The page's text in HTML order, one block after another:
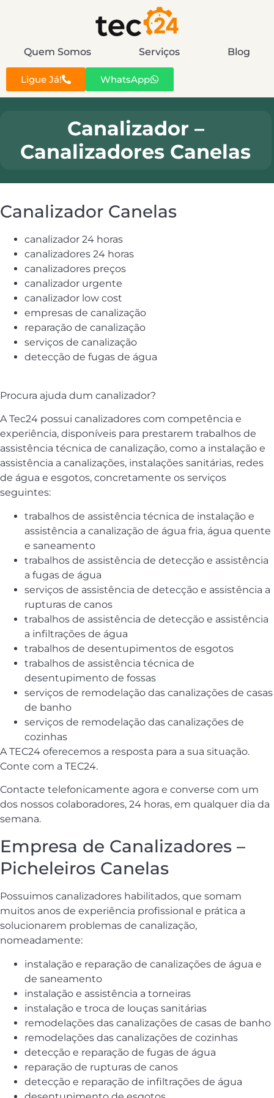
Quem Somos Serviços Blog
Ligue Já! WhatsApp
Canalizador –
Canalizadores Canelas
Canalizador Canelas
canalizador 24 horas
canalizadores 24 horas
canalizadores preços
canalizador urgente
canalizador low cost
empresas de canalização
reparação de canalização
serviços de canalização
detecção de fugas de água
Procura ajuda dum canalizador?
A Tec24 possui canalizadores com competência e
experiência, disponíveis para prestarem trabalhos de
assistência técnica de canalização, como a instalação e
assistência a canalizações, instalações sanitárias, redes
de água e esgotos, concretamente os serviços
seguintes:
trabalhos de assistência técnica de instalação e
assistência a canalização de água fria, água quente
e saneamento
trabalhos de assistência de detecção e assistência
a fugas de água
serviços de assistência de detecção e assistência a
rupturas de canos
trabalhos de assistência de detecção e assistência
a infiltrações de água
trabalhos de desentupimentos de esgotos
trabalhos de assistência técnica de
desentupimento de fossas
serviços de remodelação das canalizações de casas
de banho
serviços de remodelação das canalizações de
cozinhas
A TEC24 oferecemos a resposta para a sua situação.
Conte com a TEC24.
Contacte telefonicamente agora e converse com um
dos nossos colaboradores, 24 horas, em qualquer dia da
semana.
Empresa de Canalizadores –
Picheleiros Canelas
Possuimos canalizadores habilitados, que somam
muitos anos de experiência profissional e prática a
solucionarem problemas de canalização,
nomeadamente:
instalação e reparação de canalizações de água e
de saneamento
instalação e assistência a torneiras
instalação e troca de louças sanitárias
remodelações das canalizações de casas de banho
remodelações das canalizações de cozinhas
detecção e reparação de fugas de água
reparação de rupturas de canos
detecção e reparação de infiltrações de água